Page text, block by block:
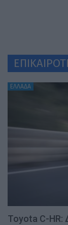
ΕΛΛΑΔΑ
Toyota C-HR: